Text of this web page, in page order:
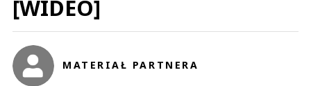
[WIDEO]
MATERIAŁ PARTNERA